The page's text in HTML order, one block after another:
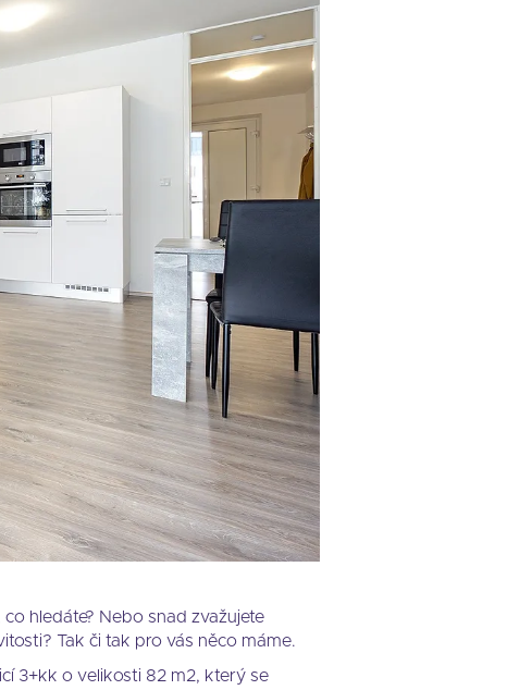
hledáte? Nebo snad zvažujete
Tak či tak pro vás něco máme.
3+kk o velikosti 82 m2, který se